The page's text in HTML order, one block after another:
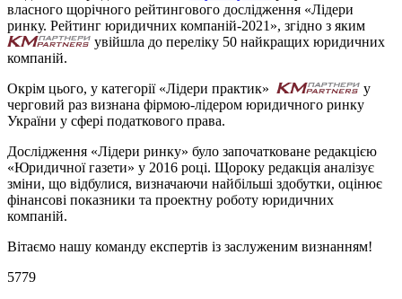
власного щорічного рейтингового дослідження «Лідери
ринку. Рейтинг юридичних компаній-2021», згідно з яким
увійшла до переліку 50 найкращих юридичних
компаній.
Окрім цього, у категорії «Лідери практик»
у
черговий раз визнана фірмою-лідером юридичного ринку
України у сфері податкового права.
Дослідження «Лідери ринку» було започатковане редакцією
«Юридичної газети» у 2016 році. Щороку редакція аналізує
зміни, що відбулися, визначаючи найбільші здобутки, оцінює
фінансові показники та проектну роботу юридичних
компаній.
Вітаємо нашу команду експертів із заслуженим визнанням!
5779